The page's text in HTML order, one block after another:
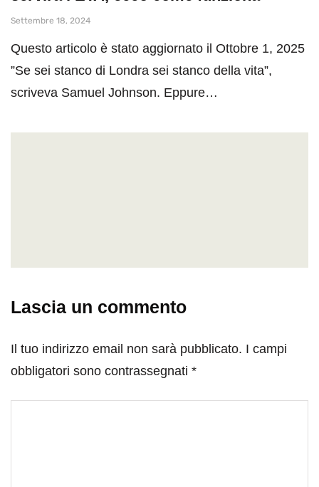
Settembre 18, 2024
Questo articolo è stato aggiornato il Ottobre 1, 2025
”Se sei stanco di Londra sei stanco della vita”,
scriveva Samuel Johnson. Eppure…
Lascia un commento
Il tuo indirizzo email non sarà pubblicato. I campi
obbligatori sono contrassegnati *